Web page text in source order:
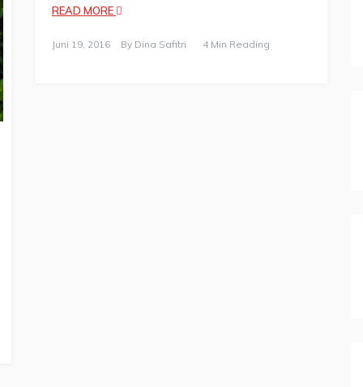
READ MORE
Juni 19, 2016 By Dina Safitri 4 Min Reading